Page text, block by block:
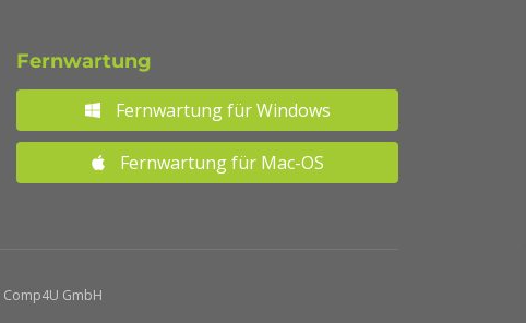
Fernwartung
Fernwartung für Windows
Fernwartung für Mac-OS
Comp4U GmbH